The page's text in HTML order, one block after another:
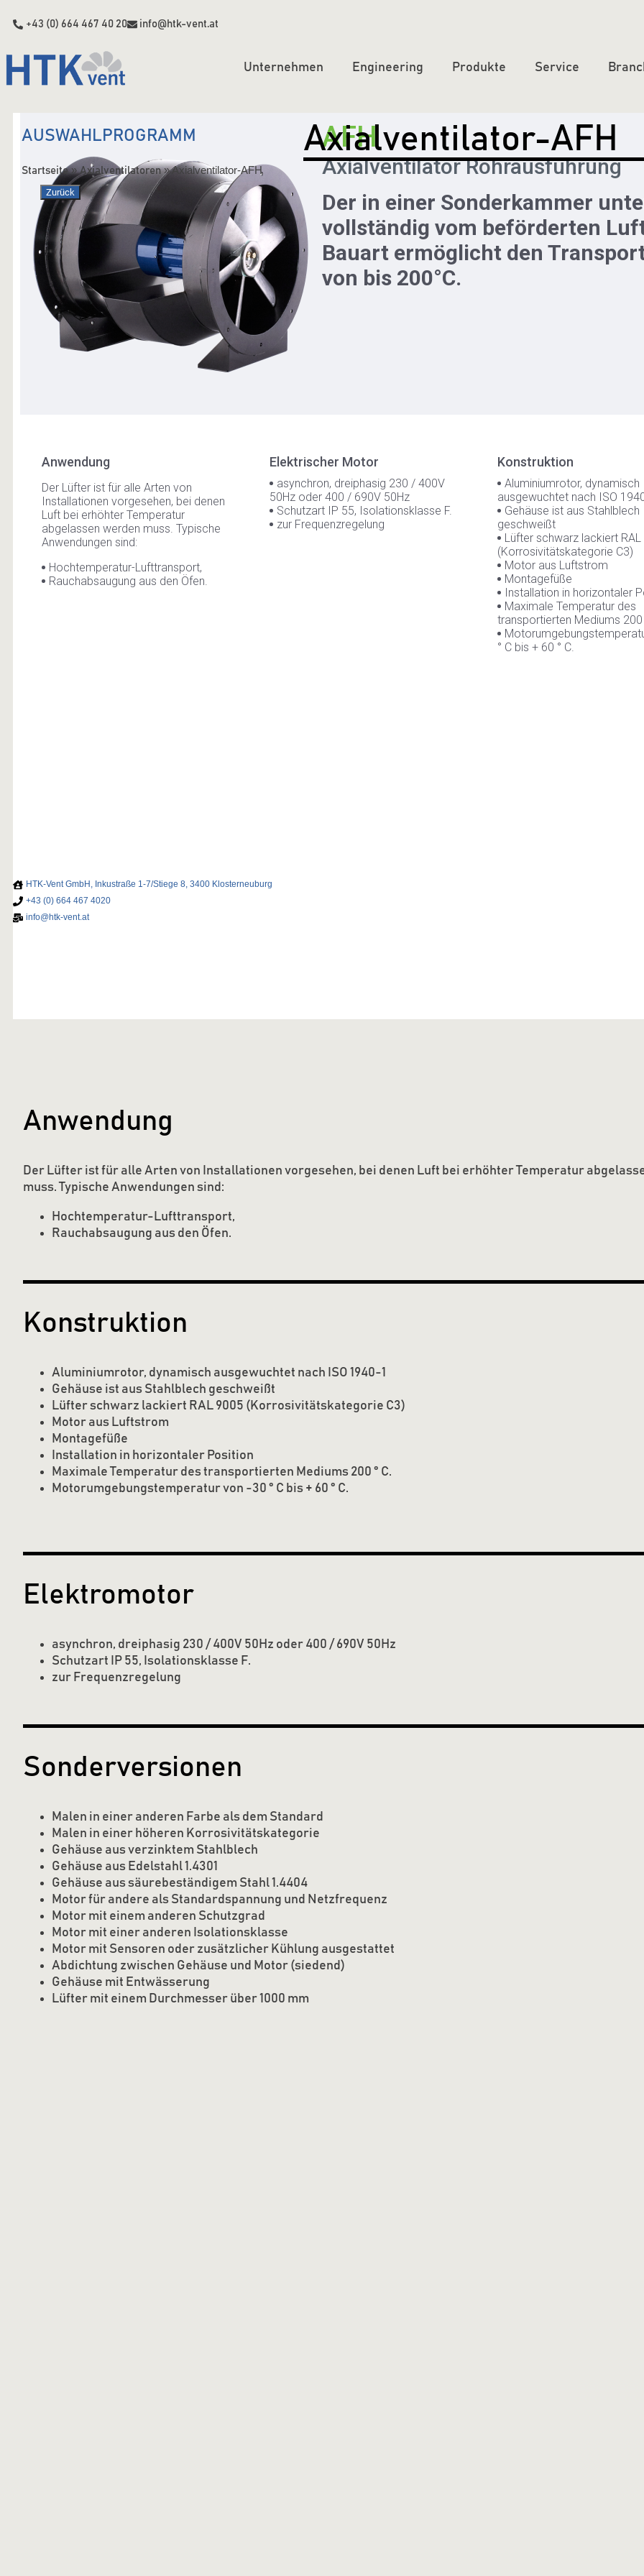
+43 (0) 664 467 40 20 info@htk-vent.at
Unternehmen Engineering Produkte Service
AUSWAHLPROGRAMM
Startseite»Axialventilatoren»Axialventilator-AFH
Zurück
Axialventilator-AFH
HTK-Vent GmbH, Inkustraße 1-7/Stiege 8, 3400 Klosterneuburg
+43 (0) 664 467 4020
info@htk-vent.at
Anwendung
Der Lüfter ist für alle Arten von Installationen vorgesehen, bei denen Luft bei erhöhter Temperatur
muss. Typische Anwendungen sind:
Hochtemperatur-Lufttransport,
Rauchabsaugung aus den Öfen.
Konstruktion
Aluminiumrotor, dynamisch ausgewuchtet nach ISO 1940-1
Gehäuse ist aus Stahlblech geschweißt
Lüfter schwarz lackiert RAL 9005 (Korrosivitätskategorie C3)
Motor aus Luftstrom
Montagefüße
Installation in horizontaler Position
Maximale Temperatur des transportierten Mediums 200 ° C.
Motorumgebungstemperatur von -30 ° C bis + 60 ° C.
Elektromotor
asynchron, dreiphasig 230 / 400V 50Hz oder 400 / 690V 50Hz
Schutzart IP 55, Isolationsklasse F.
zur Frequenzregelung
Sonderversionen
Malen in einer anderen Farbe als dem Standard
Malen in einer höheren Korrosivitätskategorie
Gehäuse aus verzinktem Stahlblech
Gehäuse aus Edelstahl 1.4301
Gehäuse aus säurebeständigem Stahl 1.4404
Motor für andere als Standardspannung und Netzfrequenz
Motor mit einem anderen Schutzgrad
Motor mit einer anderen Isolationsklasse
Motor mit Sensoren oder zusätzlicher Kühlung ausgestattet
Abdichtung zwischen Gehäuse und Motor (siedend)
Gehäuse mit Entwässerung
Lüfter mit einem Durchmesser über 1000 mm